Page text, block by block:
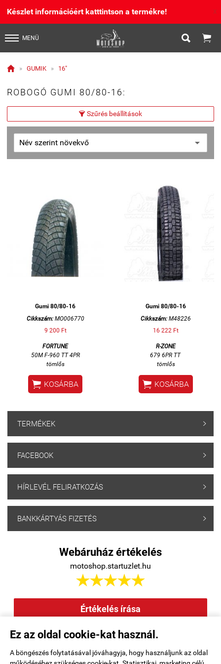
Ez az oldal cookie-kat használ.
A böngészés folytatásával jóváhagyja, hogy használjunk az oldal
Készlet információért katttintson a termékre! X
MENÜ  
 » GUMIK » 16"
ROBOGÓ GUMI 80/80-16:
 Szűrés beállítások
Gumi 80/80-16
Cikkszám:MO006770
9 200 Ft
FORTUNE
50M F-960 TT 4PR
tömlős
 KOSÁRBA
Gumi 80/80-16
Cikkszám: M48226
16 222 Ft
R-ZONE
679 6PR TT
tömlős
 KOSÁRBA
TERMÉKEK 
FACEBOOK 
HÍRLEVÉL FELIRATKOZÁS 
BANKKÁRTYÁS FIZETÉS 
Webáruház értékelés
motoshop.startuzlet.hu

Értékelés írása